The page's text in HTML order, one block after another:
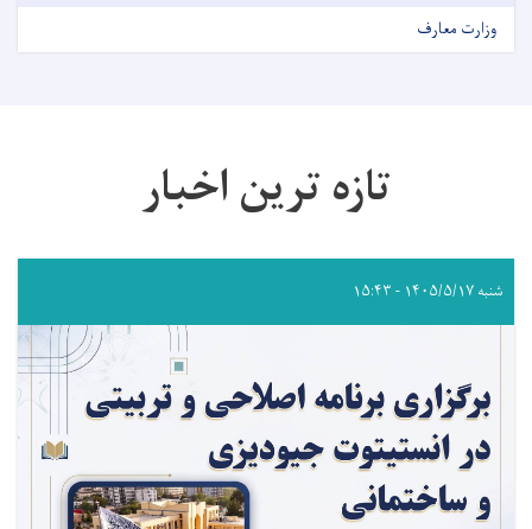
وزارت معارف
تازه ترین اخبار
شنبه ۱۴۰۵/۵/۱۷ - ۱۵:۴۳